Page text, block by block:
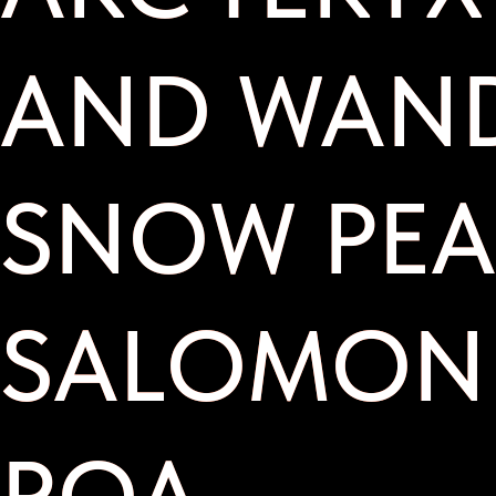
ROA
ROA
SALOMON
SALOMON
SNOW
SNOW